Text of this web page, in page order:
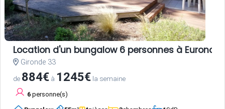
Location d'un bungalow 6 personnes à Euronat
Gironde 33
de 884€ à 1245€ la semaine
6 personne(s)